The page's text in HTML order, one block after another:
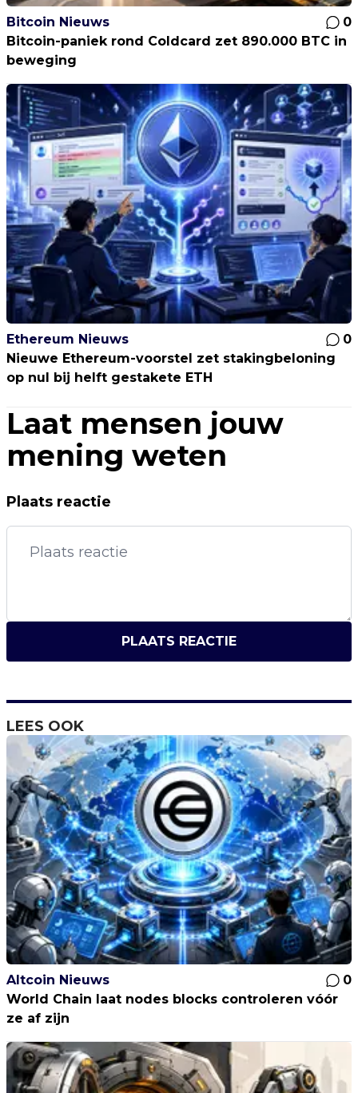
Bitcoin Nieuws
0
Bitcoin-paniek rond Coldcard zet 890.000 BTC in
beweging
Ethereum Nieuws
0
Nieuwe Ethereum-voorstel zet stakingbeloning
op nul bij helft gestakete ETH
Laat mensen jouw
mening weten
Plaats reactie
PLAATS REACTIE
LEES OOK
Altcoin Nieuws
0
World Chain laat nodes blocks controleren vóór
ze af zijn